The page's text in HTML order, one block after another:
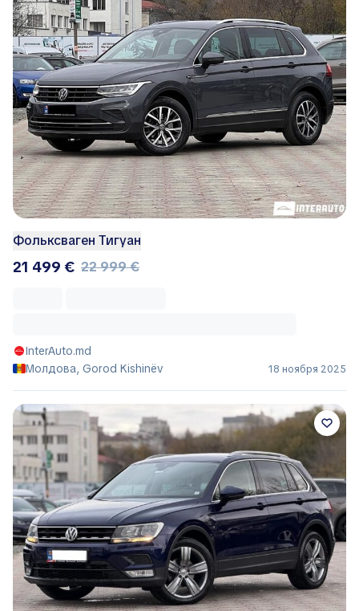
Фольксваген Тигуан
21 499 € 22 999 €
InterAuto.md
Молдова, Gorod Kishinëv
18 ноября 2025